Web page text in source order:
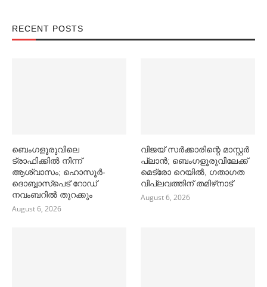
RECENT POSTS
ബെംഗളൂരുവിലെ
ട്രാഫിക്കില്‍ നിന്ന്
ആശ്വാസം; ഹൊസൂര്‍-
ദൊബ്ബാസ്പെട് റോഡ്
നവംബറില്‍ തുറക്കും
August 6, 2026
വിജയ് സര്‍ക്കാരിന്റെ മാസ്റ്റര്‍
പ്ലാന്‍; ബെംഗളൂരുവിലേക്ക്
മെട്രോ റെയില്‍, ഗതാഗത
വിപ്ലവത്തിന് തമിഴ്‌നാട്
August 6, 2026